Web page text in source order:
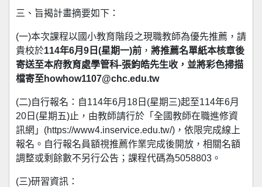
三、旨揭計畫摘要如下：
(一)本次課程以國小教育階段之現職教師為優先推薦，請
貴校於114年6月9日(星期一)前 ， 將推薦名單紙本核章後
寄送至本府教育處學管科-張鈞皓先生收，並將彩色掃描
檔寄至howhow1107@chc.edu.tw
(二)自行報名：自114年6月18日(星期三)起至114年6月
20日(星期五)止，由教師請行於「全國教師在職進修資
訊網」(https://www4.inservice.edu.tw/)，依限完成線上
報名。自行報名員額視推薦作業完成後開放，相關名額
調整或剩餘數不另行公告；課程代碼為5058803。
(三)研習資訊：